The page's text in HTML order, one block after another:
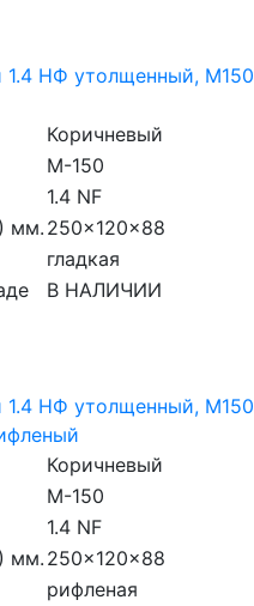
1.4 НФ утолщенный, M150
Коричневый
M-150
1.4 NF
мм.250x120x88
гладкая
В НАЛИЧИИ
1.4 НФ утолщенный, M150
Коричневый
M-150
1.4 NF
мм.250x120x88
рифленая